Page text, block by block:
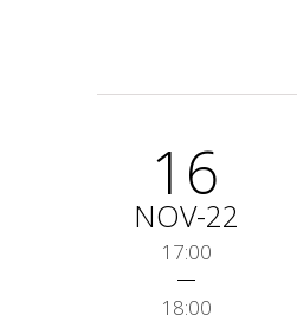
16
NOV-22
17:00
18:00